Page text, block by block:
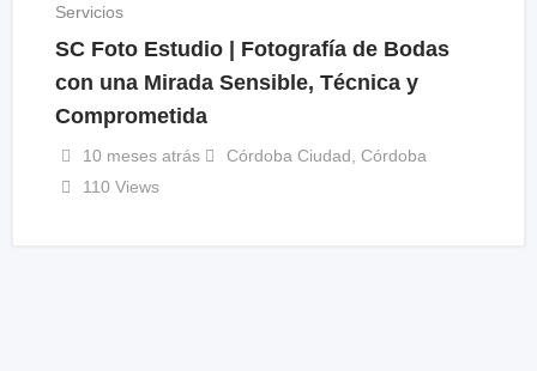
Servicios
SC Foto Estudio | Fotografía de Bodas
con una Mirada Sensible, Técnica y
Comprometida
10 meses atrás Córdoba Ciudad Córdoba
110 Views